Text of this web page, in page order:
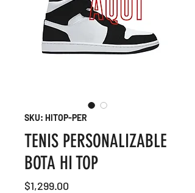
SKU: HITOP-PER
TENIS PERSONALIZABLE
BOTA HI TOP
$1,299.00